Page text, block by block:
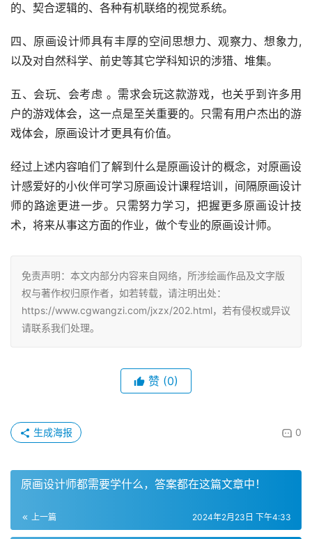
的、契合逻辑的、各种有机联络的视觉系统。
四、原画设计师具有丰厚的空间思想力、观察力、想象力,
以及对自然科学、前史等其它学科知识的涉猎、堆集。
五、会玩、会考虑 。需求会玩这款游戏，也关乎到许多用
户的游戏体会，这一点是至关重要的。只需有用户杰出的游
戏体会，原画设计才更具有价值。
经过上述内容咱们了解到什么是原画设计的概念，对原画设
计感爱好的小伙伴可学习原画设计课程培训，间隔原画设计
师的路途更进一步。只需努力学习，把握更多原画设计技
术，将来从事这方面的作业，做个专业的原画设计师。
免责声明：本文内部分内容来自网络，所涉绘画作品及文字版
权与著作权归原作者，如若转载，请注明出处：
https://www.cgwangzi.com/jxzx/202.html，若有侵权或异议
请联系我们处理。
赞 (0)
0
生成海报
原画设计师都需要学什么，答案都在这篇文章中！
上一篇 2024年2月23日 下午4:33